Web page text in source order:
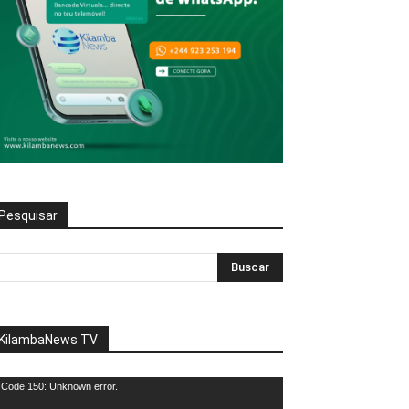
TV
Code 150: Unknown error.